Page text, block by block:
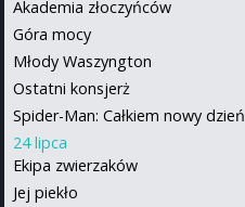
Akademia złoczyńców
Góra mocy
Młody Waszyngton
Ostatni konsjerż
Spider-Man: Całkiem nowy dzień
24 lipca
Ekipa zwierzaków
Jej piekło